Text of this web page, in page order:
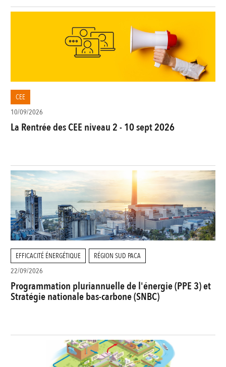
CEE
10/09/2026
La Rentrée des CEE niveau 2 - 10 sept 2026
EFFICACITÉ ÉNERGÉTIQUE
RÉGION SUD PACA
22/09/2026
Programmation pluriannuelle de l'énergie (PPE 3) et
Stratégie nationale bas-carbone (SNBC)